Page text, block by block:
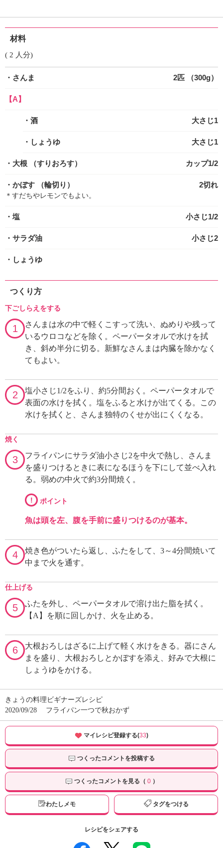
材料
( 2 人分)
・さんま 2匹 （300g）
【A】
・酒 大さじ1
・しょうゆ 大さじ1
・大根 （すりおろす） カップ1/2
・かぼす （輪切り） 2切れ
＊すだちやレモンでもよい。
・塩 小さじ1/2
・サラダ油 小さじ2
・しょうゆ
つくり方
下ごしらえをする
1
さんまは水の中で軽くこすって洗い、ぬめりや残って
いるウロコなどを除く。ペーパータオルで水けを拭
き、斜め半分に切る。新鮮なさんまは内臓を除かなく
てもよい。
2
塩小さじ1/2をふり、約5分間おく。ペーパータオルで
表面の水けを拭く。塩をふると水けが出てくる。この
水けを拭くと、さんま独特のくせが出にくくなる。
焼く
3
フライパンにサラダ油小さじ2を中火で熱し、さんま
を盛りつけるときに表になるほうを下にして並べ入れ
る。弱めの中火で約3分間焼く。
! ポイント
魚は頭を左、腹を手前に盛りつけるのが基本。
4
焼き色がついたら返し、ふたをして、3～4分間焼いて
中まで火を通す。
仕上げる
5
ふたを外し、ペーパータオルで溶け出た脂を拭く。
【A】を順に回しかけ、火を止める。
6
大根おろしはざるに上げて軽く水けをきる。器にさん
まを盛り、大根おろしとかぼすを添え、好みで大根に
しょうゆをかける。
きょうの料理ビギナーズレシピ
2020/09/28
フライパン一つで秋おかず
マイレシピ登録する(33)
つくったコメントを投稿する
つくったコメントを見る（ 0）
わたしメモ タグをつける
レシピをシェアする